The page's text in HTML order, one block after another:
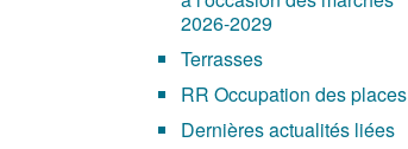
2026-2029
Terrasses
RR Occupation des places
Dernières actualités liées